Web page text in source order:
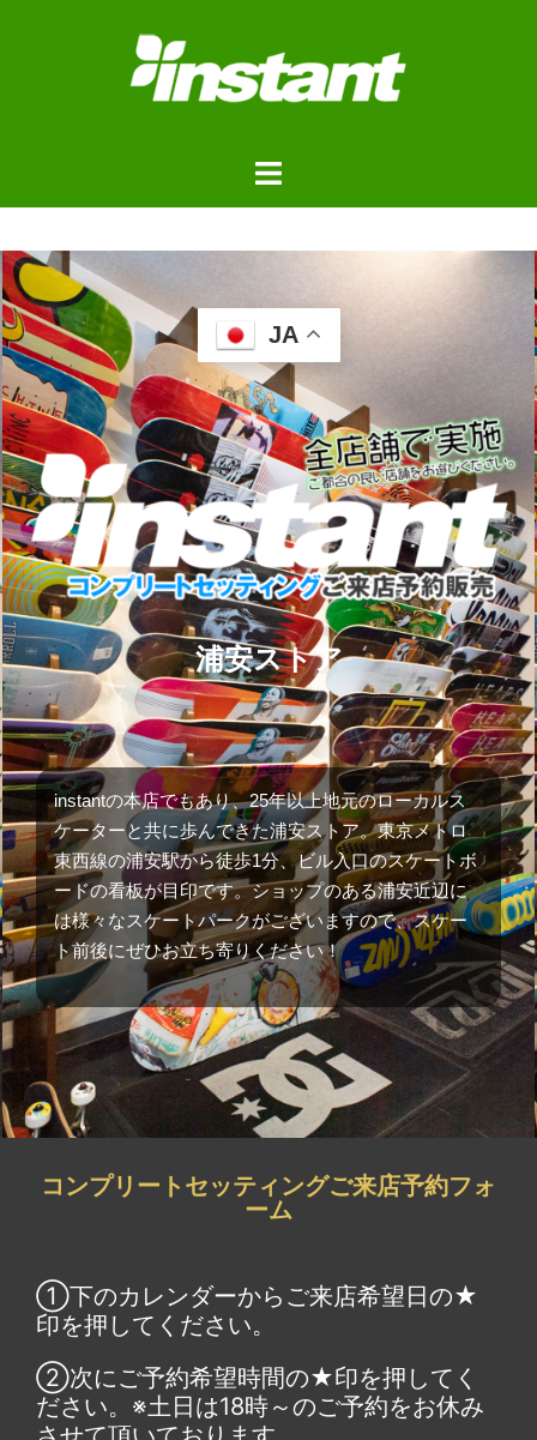
浦安ストアご来店予約フォ
ーム
JA
浦安ストア
instantの本店でもあり、25年以上地元のローカルス
ケーターと共に歩んできた浦安ストア。東京メトロ
東西線の浦安駅から徒歩1分、ビル入口のスケートボ
ードの看板が目印です。ショップのある浦安近辺に
は様々なスケートパークがございますので、スケー
ト前後にぜひお立ち寄りください！
コンプリートセッティングご来店予約フォ
ーム
①下のカレンダーからご来店希望日の★
印を押してください。
②次にご予約希望時間の★印を押してく
ださい。※土日は18時～のご予約をお休み